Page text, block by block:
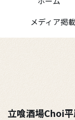
メディア掲載
立喰酒場Choi